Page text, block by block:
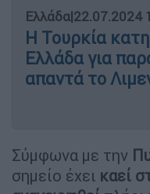
Ελλάδα|22.07.2024
Η Τουρκία
Ελλάδα για
απαντά το
Σύμφωνα με την
σημείο έχει καεί